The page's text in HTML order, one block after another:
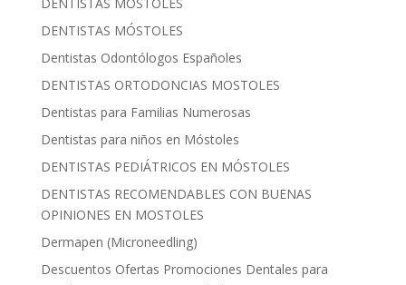
DENTISTAS MÓSTOLES
Dentistas Odontólogos Españoles
DENTISTAS ORTODONCIAS MOSTOLES
Dentistas para Familias Numerosas
Dentistas para niños en Móstoles
DENTISTAS PEDIÁTRICOS EN MÓSTOLES
DENTISTAS RECOMENDABLES CON BUENAS
OPINIONES EN MOSTOLES
Dermapen (Microneedling)
Descuentos Ofertas Promociones Dentales para